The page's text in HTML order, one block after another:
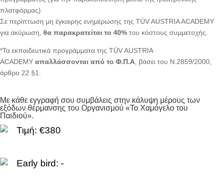
πλατφόρμας)
Σε περίπτωση μη έγκαιρης ενημέρωσης της TÜV AUSTRIA ACADEMY
για ακύρωση, θα παρακρατείται το 40% του κόστους συμμετοχής.
*Τα εκπαιδευτικά προγράμματα της TÜV AUSTRIA
ACADEMY απαλλάσσονται από το Φ.Π.Α , βάσει του Ν.2859/2000,
άρθρο 22 §1.
Με κάθε εγγραφή σου συμβάλεις στην κάλυψη μέρους των
εξόδων θέρμανσης του Οργανισμού «Το Χαμόγελο του
Παιδιού».
Τιμή: €380
Early bird: -